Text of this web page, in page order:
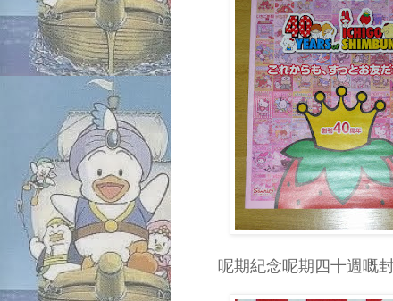
呢期紀念呢期四十週嘅